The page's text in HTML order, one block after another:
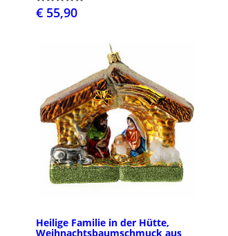
€ 55,90
Heilige Familie in der Hütte,
Weihnachtsbaumschmuck aus